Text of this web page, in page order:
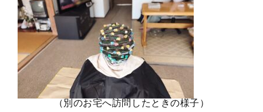
（別のお宅へ訪問したときの様子）